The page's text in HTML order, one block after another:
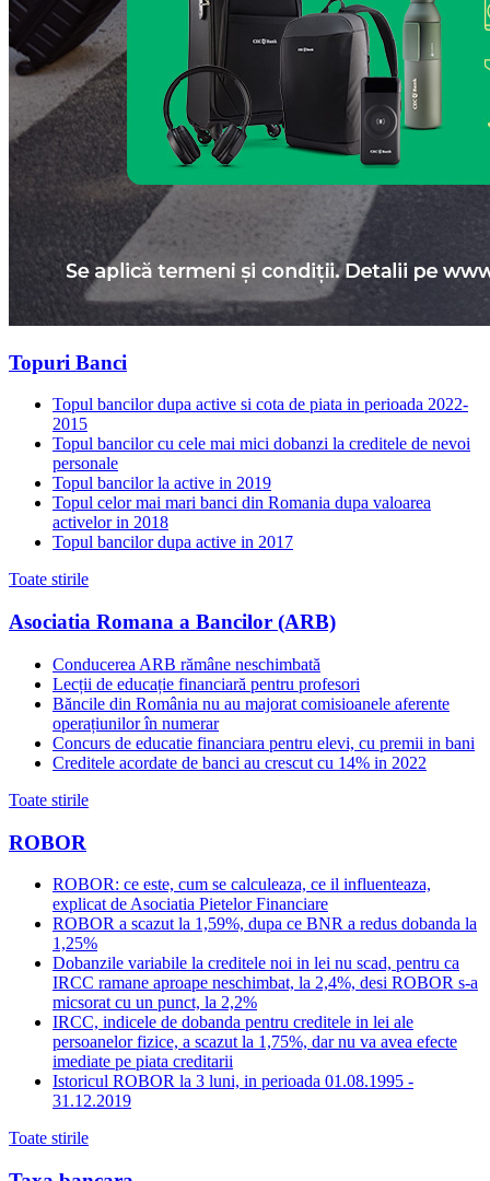
Topuri Banci
Topul bancilor dupa active si cota de piata in perioada 2022-
2015
Topul bancilor cu cele mai mici dobanzi la creditele de nevoi
personale
Topul bancilor la active in 2019
Topul celor mai mari banci din Romania dupa valoarea
activelor in 2018
Topul bancilor dupa active in 2017
Toate stirile
Asociatia Romana a Bancilor (ARB)
Conducerea ARB rămâne neschimbată
Lecții de educație financiară pentru profesori
Băncile din România nu au majorat comisioanele aferente
operațiunilor în numerar
Concurs de educatie financiara pentru elevi, cu premii in bani
Creditele acordate de banci au crescut cu 14% in 2022
Toate stirile
ROBOR
ROBOR: ce este, cum se calculeaza, ce il influenteaza,
explicat de Asociatia Pietelor Financiare
ROBOR a scazut la 1,59%, dupa ce BNR a redus dobanda la
1,25%
Dobanzile variabile la creditele noi in lei nu scad, pentru ca
IRCC ramane aproape neschimbat, la 2,4%, desi ROBOR s-a
micsorat cu un punct, la 2,2%
IRCC, indicele de dobanda pentru creditele in lei ale
persoanelor fizice, a scazut la 1,75%, dar nu va avea efecte
imediate pe piata creditarii
Istoricul ROBOR la 3 luni, in perioada 01.08.1995 -
31.12.2019
Toate stirile